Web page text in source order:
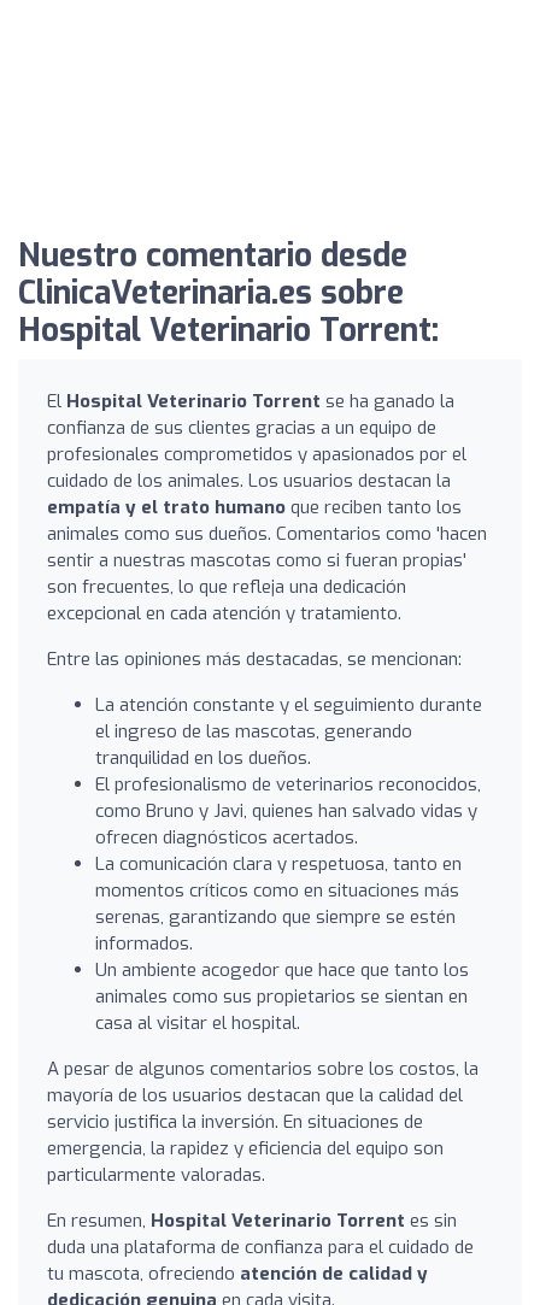
Nuestro comentario desde
ClinicaVeterinaria.es sobre
Hospital Veterinario Torrent:
El Hospital Veterinario Torrent se ha ganado la
confianza de sus clientes gracias a un equipo de
profesionales comprometidos y apasionados por el
cuidado de los animales. Los usuarios destacan la
empatía y el trato humano que reciben tanto los
animales como sus dueños. Comentarios como 'hacen
sentir a nuestras mascotas como si fueran propias'
son frecuentes, lo que refleja una dedicación
excepcional en cada atención y tratamiento.
Entre las opiniones más destacadas, se mencionan:
La atención constante y el seguimiento durante
el ingreso de las mascotas, generando
tranquilidad en los dueños.
El profesionalismo de veterinarios reconocidos,
como Bruno y Javi, quienes han salvado vidas y
ofrecen diagnósticos acertados.
La comunicación clara y respetuosa, tanto en
momentos críticos como en situaciones más
serenas, garantizando que siempre se estén
informados.
Un ambiente acogedor que hace que tanto los
animales como sus propietarios se sientan en
casa al visitar el hospital.
A pesar de algunos comentarios sobre los costos, la
mayoría de los usuarios destacan que la calidad del
servicio justifica la inversión. En situaciones de
emergencia, la rapidez y eficiencia del equipo son
particularmente valoradas.
En resumen, Hospital Veterinario Torrent es sin
duda una plataforma de confianza para el cuidado de
tu mascota, ofreciendo atención de calidad y
dedicación genuina en cada visita.